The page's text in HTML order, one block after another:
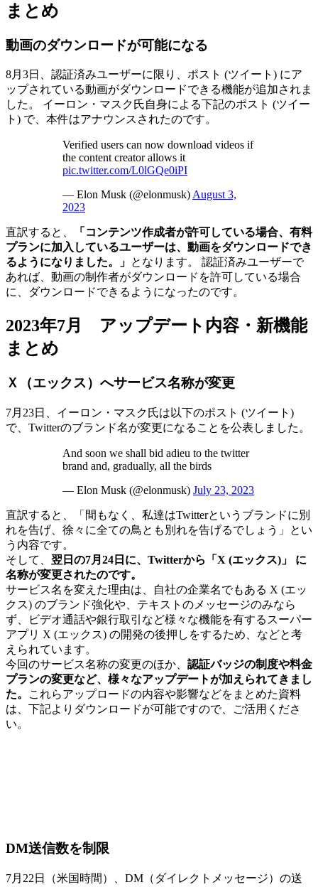
まとめ
動画のダウンロードが可能になる
8月3️日、認証済みユーザーに限り、ポスト (ツイート) にア
ップされている動画がダウンロードできる機能が追加されま
した。 イーロン・マスク氏自身による下記のポスト (ツイー
ト) で、本件はアナウンスされたのです。
Verified users can now download videos if
the content creator allows it
pic.twitter.com/L0lGQe0iPI
— Elon Musk (@elonmusk) August 3,
2023
直訳すると、
「コンテンツ作成者が許可している場合、有料
プランに加入しているユーザーは、動画をダウンロードでき
るようになりました。」 となります。 認証済みユーザーで
あれば、動画の制作者がダウンロードを許可している場合
に、ダウンロードできるようになったのです。
2023年7月 アップデート内容・新機能
まとめ
Ｘ（エックス）へサービス名称が変更
7月23日、イーロン・マスク氏は以下のポスト (ツイート)
で、Twitterのブランド名が変更になることを公表しました。
And soon we shall bid adieu to the twitter
brand and, gradually, all the birds
— Elon Musk (@elonmusk) July 23, 2023
直訳すると、「間もなく、私達はTwitterというブランドに別
れを告げ、徐々に全ての鳥とも別れを告げるでしょう」とい
う内容です。
そして、 翌日の7月24日に、Twitterから「X (エックス)」 に
名称が変更されたのです。
サービス名を変えた理由は、自社の企業名でもある X (エッ
クス) のブランド強化や、テキストのメッセージのみなら
ず、ビデオ通話や銀行取引など様々な機能を有するスーパー
アプリ X (エックス) の開発の後押しをするため、などと考
えられています。
今回のサービス名称の変更のほか、 認証バッジの制度や料金
プランの変更など、様々なアップデートが加えられてきまし
た。
これらアップロードの内容や影響などをまとめた資料
は、下記よりダウンロードが可能ですので、ご活用くださ
い。
DM送信数を制限
7月22日（米国時間）、DM（ダイレクトメッセージ）の送